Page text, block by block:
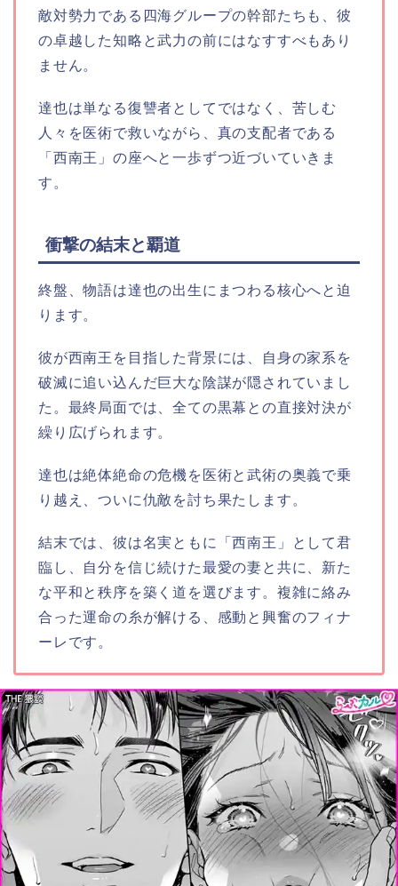
敵対勢力である四海グループの幹部たちも、彼
の卓越した知略と武力の前にはなすすべもあり
ません。
達也は単なる復讐者としてではなく、苦しむ
人々を医術で救いながら、真の支配者である
「西南王」の座へと一歩ずつ近づいていきま
す。
衝撃の結末と覇道
終盤、物語は達也の出生にまつわる核心へと迫
ります。
彼が西南王を目指した背景には、自身の家系を
破滅に追い込んだ巨大な陰謀が隠されていまし
た。最終局面では、全ての黒幕との直接対決が
繰り広げられます。
達也は絶体絶命の危機を医術と武術の奥義で乗
り越え、ついに仇敵を討ち果たします。
結末では、彼は名実ともに「西南王」として君
臨し、自分を信じ続けた最愛の妻と共に、新た
な平和と秩序を築く道を選びます。複雑に絡み
合った運命の糸が解ける、感動と興奮のフィナ
ーレです。